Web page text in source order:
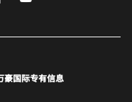
豪国际专有信息